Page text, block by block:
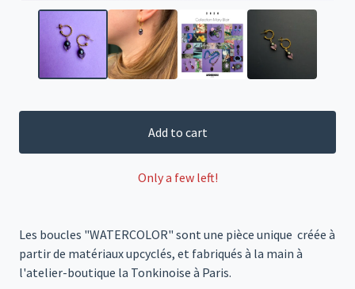
Add to cart
Only a few left!
Les boucles "WATERCOLOR" sont une pièce unique créée à
partir de matériaux upcyclés, et fabriqués à la main à
l'atelier-boutique la Tonkinoise à Paris.